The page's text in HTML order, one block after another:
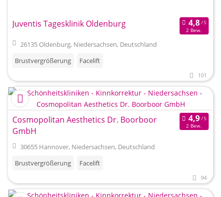
Juventis Tagesklinik Oldenburg
2 Bew.
26135 Oldenburg, Niedersachsen, Deutschland
Brustvergrößerung
Facelift
101
Cosmopolitan Aesthetics Dr. Boorboor
GmbH
2 Bew.
30655 Hannover, Niedersachsen, Deutschland
Brustvergrößerung
Facelift
94